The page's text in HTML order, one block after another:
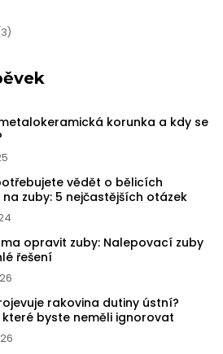
korunka a kdy se
vědět o bělicích
zuby: 5 nejčastějších otázek
opravit zuby: Nalepovací zuby
řešení
rakovina dutiny ústní?
které byste neměli ignorovat